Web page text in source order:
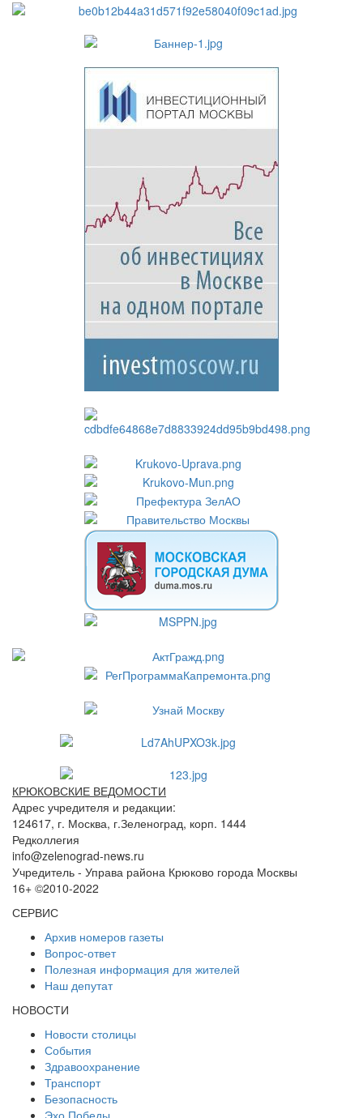
КРЮКОВСКИЕ ВЕДОМОСТИ
Адрес учредителя и редакции:
124617, г. Москва, г.Зеленоград, корп. 1444
Редколлегия
info@zelenograd-news.ru
Учредитель - Управа района Крюково города Москвы
16+ ©2010-2022
СЕРВИС
Архив номеров газеты
Вопрос-ответ
Полезная информация для жителей
Наш депутат
НОВОСТИ
Новости столицы
События
Здравоохранение
Транспорт
Безопасность
Эхо Победы